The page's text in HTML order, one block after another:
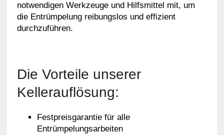
notwendigen Werkzeuge und Hilfsmittel mit, um
die Entrümpelung reibungslos und effizient
durchzuführen.
Die Vorteile unserer
Kellerauflösung:
Festpreisgarantie für alle
Entrümpelungsarbeiten